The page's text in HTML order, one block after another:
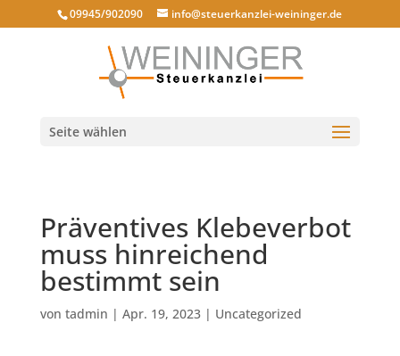
09945/902090 info@steuerkanzlei-weininger.de
Seite wählen
Präventives Klebeverbot
muss hinreichend
bestimmt sein
von tadmin | Apr. 19, 2023| Uncategorized